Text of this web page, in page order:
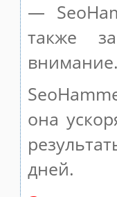
—
также
внимание.
она
дней.